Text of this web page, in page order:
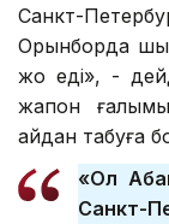
Санкт-
Орынборда
жоқ еді», -
жапон
қайдан табуға
«Ол
Санкт-